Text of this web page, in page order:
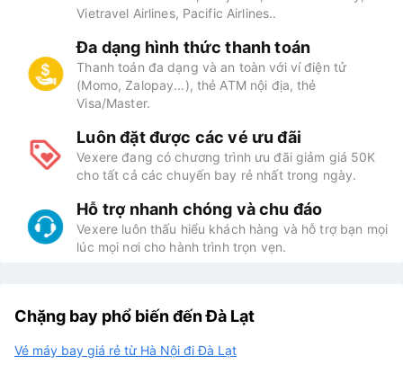
Vietravel Airlines, Pacific Airlines..
Đa dạng hình thức thanh toán
Thanh toán đa dạng và an toàn với ví điện tử
(Momo, Zalopay...), thẻ ATM nội địa, thẻ
Visa/Master.
Luôn đặt được các vé ưu đãi
Vexere đang có chương trình ưu đãi giảm giá 50K
cho tất cả các chuyến bay rẻ nhất trong ngày.
Hỗ trợ nhanh chóng và chu đáo
Vexere luôn thấu hiểu khách hàng và hỗ trợ bạn mọi
lúc mọi nơi cho hành trình trọn vẹn.
Chặng bay phổ biến đến Đà Lạt
Vé máy bay giá rẻ từ Hà Nội đi Đà Lạt